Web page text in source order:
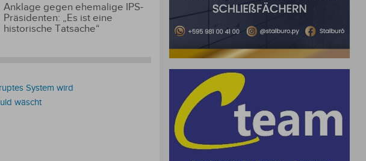
Anklage gegen ehemalige IPS-
Präsidenten: „Es ist eine
historische Tatsache“
System wird
wäscht